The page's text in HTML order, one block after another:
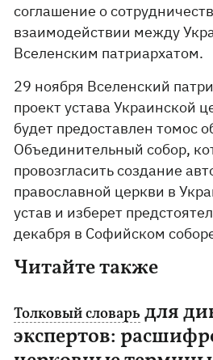
соглашение о
взаимодействии между
Вселенским патриархатом.
29 ноября Вселенский
проект устава Украинской
будет предоставлен томос
Объединительный собор,
провозгласить создание
православной церкви в
устав и изберет
декабря в Софийском
Читайте также
Толковый словарь для
экспертов: